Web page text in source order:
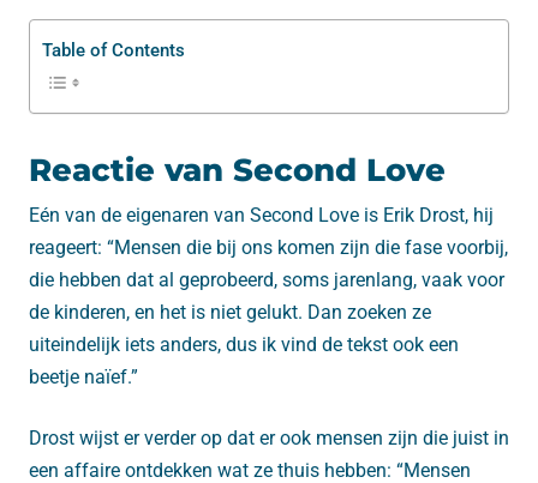
Table of Contents
Reactie van Second Love
Eén van de eigenaren van Second Love is Erik Drost, hij
reageert: “Mensen die bij ons komen zijn die fase voorbij,
die hebben dat al geprobeerd, soms jarenlang, vaak voor
de kinderen, en het is niet gelukt. Dan zoeken ze
uiteindelijk iets anders, dus ik vind de tekst ook een
beetje naïef.”
Drost wijst er verder op dat er ook mensen zijn die juist in
een affaire ontdekken wat ze thuis hebben: “Mensen